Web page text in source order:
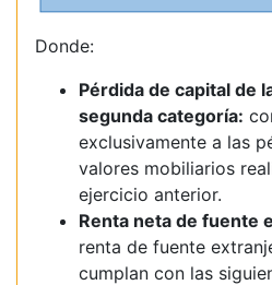
Donde:
Pérdida de capital de
segunda categoría:
exclusivamente a las
valores mobiliarios
ejercicio anterior.
Renta neta de fuente
renta de fuente
cumplan con las